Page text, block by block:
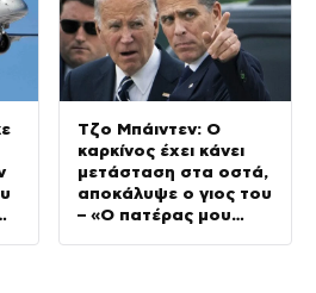
Τζο Μπάιντεν: Ο
καρκίνος έχει κάνει
μετάσταση στα οστά,
αποκάλυψε ο γιος του
– «Ο πατέρας μου